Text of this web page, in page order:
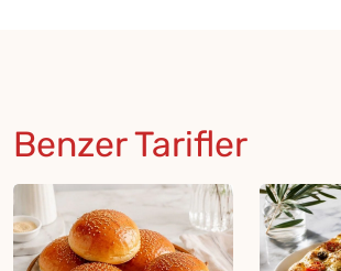
Benzer Tarifler